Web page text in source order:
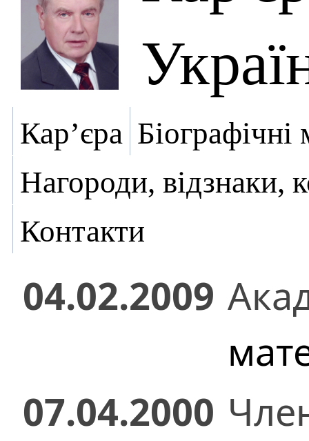
Кар’єра Біографічні
Нагороди, відзнаки,
Контакти
04.02.2009
07.04.2000